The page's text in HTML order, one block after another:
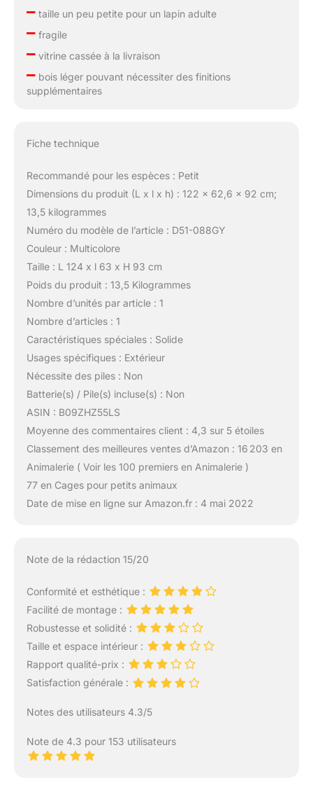
–taille un peu petite pour un lapin adulte
–fragile
–vitrine cassée à la livraison
–bois léger pouvant nécessiter des finitions
supplémentaires
Fiche technique
Recommandé pour les espèces : Petit
Dimensions du produit (L x l x h) : 122 x 62,6 x 92 cm;
13,5 kilogrammes
Numéro du modèle de l’article : D51-088GY
Couleur : Multicolore
Taille : L 124 x l 63 x H 93 cm
Poids du produit : 13,5 Kilogrammes
Nombre d’unités par article : 1
Nombre d’articles : 1
Caractéristiques spéciales : Solide
Usages spécifiques : Extérieur
Nécessite des piles : Non
Batterie(s) / Pile(s) incluse(s) : Non
ASIN : B09ZHZ55LS
Moyenne des commentaires client : 4,3 sur 5 étoiles
Classement des meilleures ventes d’Amazon : 16 203 en
Animalerie ( Voir les 100 premiers en Animalerie )
77 en Cages pour petits animaux
Date de mise en ligne sur Amazon.fr : 4 mai 2022
Note de la rédaction 15/20
Conformité et esthétique :
Facilité de montage :
Robustesse et solidité :
Taille et espace intérieur :
Rapport qualité-prix :
Satisfaction générale :
Notes des utilisateurs 4.3/5
Note de 4.3 pour 153 utilisateurs